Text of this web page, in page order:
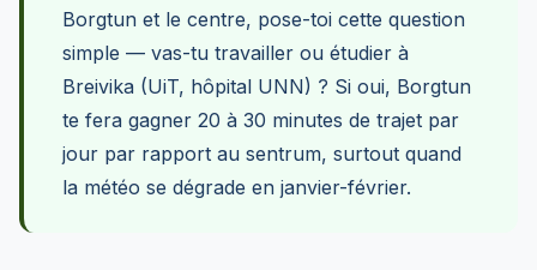
Borgtun et le centre, pose-toi cette question
simple — vas-tu travailler ou étudier à
Breivika (UiT, hôpital UNN) ? Si oui, Borgtun
te fera gagner 20 à 30 minutes de trajet par
jour par rapport au sentrum, surtout quand
la météo se dégrade en janvier-février.